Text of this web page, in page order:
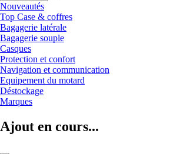
Nouveautés
Top Case & coffres
Bagagerie latérale
Bagagerie souple
Casques
Protection et confort
Navigation et communication
Equipement du motard
Déstockage
Marques
Ajout en cours...